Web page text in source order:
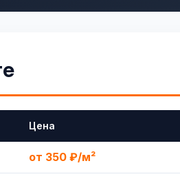
Цена
от 350 ₽/м²